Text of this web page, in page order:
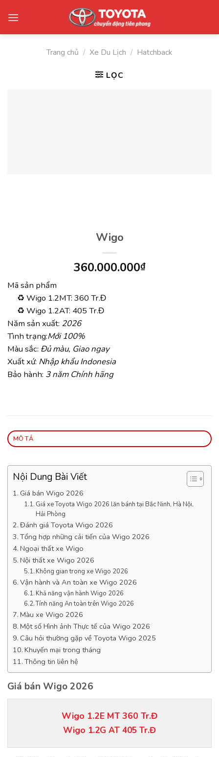
Trang chủ / Xe Du Lịch / Hatchback
LỌC
Wigo
360.000.000₫
Mã sản phẩm
♻ Wigo 1.2MT: 360 Tr.Đ
♻ Wigo 1.2AT: 405 Tr.Đ
Năm sản xuất: 2026
Tình trạng:Mới 100%
Màu sắc: Đủ màu, Giao ngay
Xuất xứ: Nhập khẩu Indonesia
Bảo hành: 3 năm Chính hãng
MÔ TẢ
Nội Dung Bài Viết
Giá bán Wigo 2026
Giá xe Toyota Wigo 2026 lăn bánh tại Bắc Ninh, Hà Nội,
Hải Phòng
Đánh giá Toyota Wigo 2026
Tổng hợp những cải tiến của Wigo 2026
Ngoại thất xe Wigo
Nội thất xe Wigo 2026
Không gian trong xe Wigo 2026
Vận hành và An toàn xe Wigo 2026
Khả năng vận hành Wigo 2026
Tính năng An toàn trên Wigo 2026
Màu xe Wigo 2026
Một số Hình ảnh Thực tế của Wigo 2026
Câu hỏi thường gặp về Toyota Wigo 2025
Khuyến mại trong tháng
Thông tin liên hệ
Giá bán Wigo 2026
Wigo 1.2E MT 360 Tr.Đ
Wigo 1.2G AT 405 Tr.Đ